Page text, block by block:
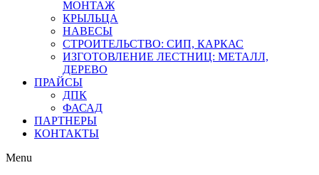
МОНТАЖ
КРЫЛЬЦА
НАВЕСЫ
СТРОИТЕЛЬСТВО: СИП, КАРКАС
ИЗГОТОВЛЕНИЕ ЛЕСТНИЦ: МЕТАЛЛ,
ДЕРЕВО
ПРАЙСЫ
ДПК
ФАСАД
ПАРТНЕРЫ
КОНТАКТЫ
Menu